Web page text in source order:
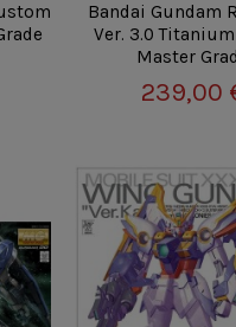
Bandai Gundam
Ver. 3.0
Master
239,00